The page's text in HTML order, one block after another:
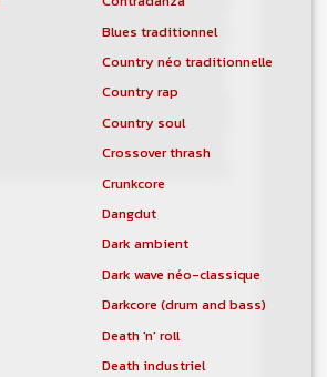
Blues traditionnel
Country néo traditionnelle
Country rap
Country soul
Crossover thrash
Crunkcore
Dangdut
Dark ambient
Dark wave néo-classique
Darkcore (drum and bass)
Death 'n' roll
Death industriel